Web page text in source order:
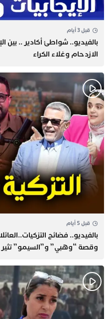
قبل 3 أيام
بالفيديو.. شواطئ أكادير .. بين
الازدحام وغلاء الكراء
قبل 5 أيام
بالفيديو.. فضائح
وقصة “وهبي” و”السيمو” تثير